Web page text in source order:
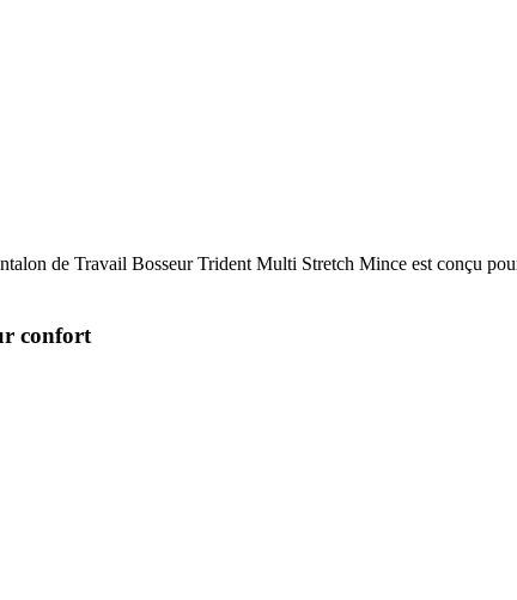
de Travail Bosseur Trident Multi Stretch Mince est conçu
confort